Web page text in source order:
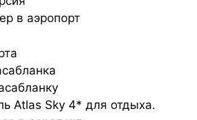
в аэропорт
Atlas Sky 4* для отдыха.